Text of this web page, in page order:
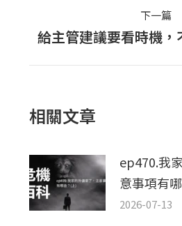
篇
文
下一篇
下
給主管建議要看時機，
相關文章
ep470.我
意事項有
2026-07-13